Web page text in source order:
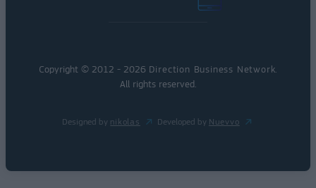
Copyright © 2012 - 2026 Direction Business Network
All rights reserved.
Designed by nikolas Developed by Nuevvo